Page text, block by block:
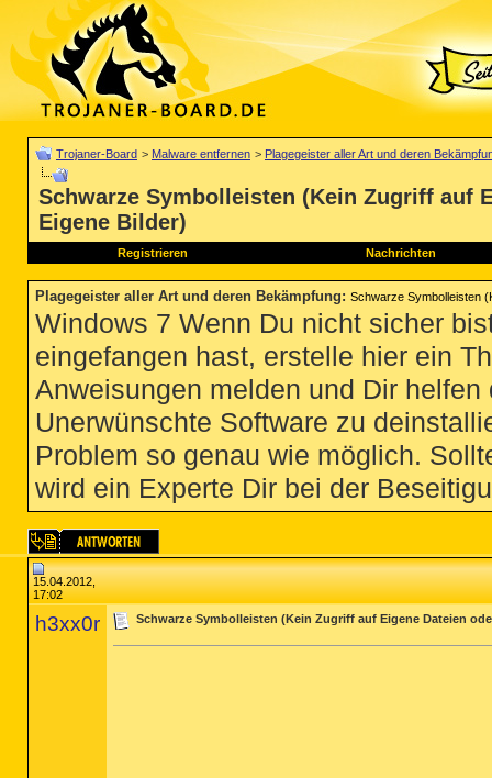
Trojaner-Board > Malware entfernen > Plagegeister aller Art und deren
Schwarze Symbolleisten (Kein Zugriff auf
Eigene Bilder)
Registrieren Nachrichten
Plagegeister aller Art und deren Bekämpfung: Schwarze Symbolleisten
Windows 7 Wenn Du nicht sicher
eingefangen hast, erstelle hier ein
Anweisungen melden und Dir
Unerwünschte Software zu
Problem so genau wie möglich.
wird ein Experte Dir bei der
15.04.2012,
17:02
h3xx0r Schwarze Symbolleisten (Kein Zugriff auf Eigene Dateien